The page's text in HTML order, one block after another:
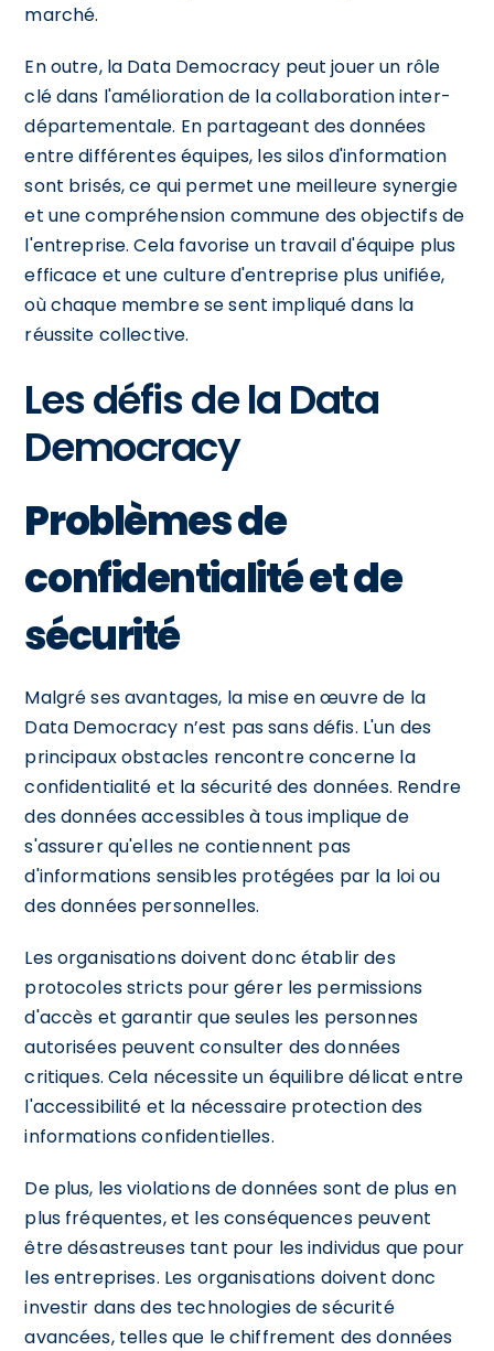
marché.
En outre, la Data Democracy peut jouer un rôle
clé dans l'amélioration de la collaboration inter-
départementale. En partageant des données
entre différentes équipes, les silos d'information
sont brisés, ce qui permet une meilleure synergie
et une compréhension commune des objectifs de
l'entreprise. Cela favorise un travail d'équipe plus
efficace et une culture d'entreprise plus unifiée,
où chaque membre se sent impliqué dans la
réussite collective.
Les défis de la Data
Democracy
Problèmes de
confidentialité et de
sécurité
Malgré ses avantages, la mise en œuvre de la
Data Democracy n’est pas sans défis. L'un des
principaux obstacles rencontre concerne la
confidentialité et la sécurité des données. Rendre
des données accessibles à tous implique de
s'assurer qu'elles ne contiennent pas
d'informations sensibles protégées par la loi ou
des données personnelles.
Les organisations doivent donc établir des
protocoles stricts pour gérer les permissions
d'accès et garantir que seules les personnes
autorisées peuvent consulter des données
critiques. Cela nécessite un équilibre délicat entre
l'accessibilité et la nécessaire protection des
informations confidentielles.
De plus, les violations de données sont de plus en
plus fréquentes, et les conséquences peuvent
être désastreuses tant pour les individus que pour
les entreprises. Les organisations doivent donc
investir dans des technologies de sécurité
avancées, telles que le chiffrement des données